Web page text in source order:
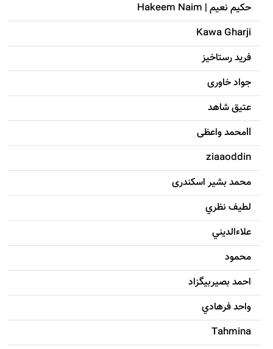
حکيم نعيم | Hakeem Naim
Kawa Gharji
فرید رستاخیز
جواد خاوری
عتیق شاهد
llمحمد واعظی
ziaaoddin
محمد بشیر اسکندری
لطيف نظري
علاءالديني
محمود
احمد بصيربيگزاد
واحد فرهادي
Tahmina